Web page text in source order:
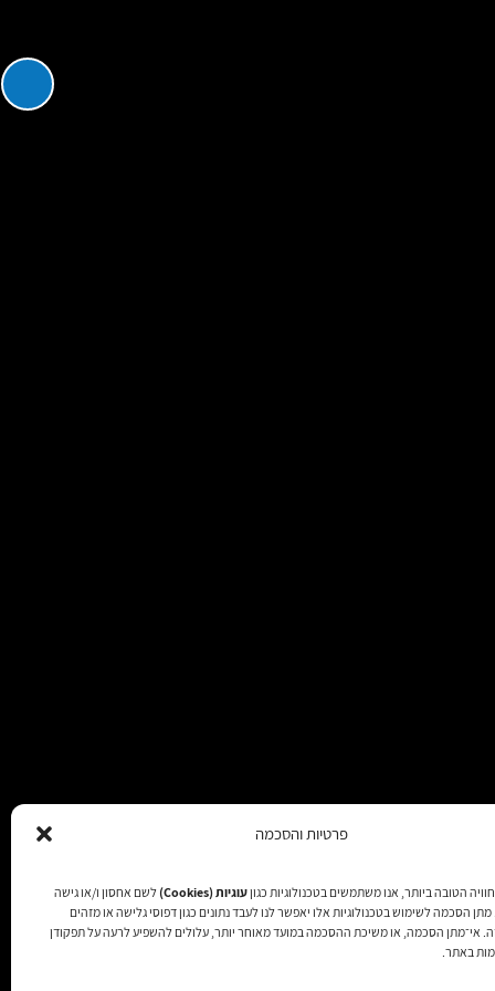
פרטיות והסכמה
הטובה ביותר, אנו משתמשים בטכנולוגיות כגוןעוגיות (Cookies)
לשם אחסון ו/או גישה
הסכמה לשימוש בטכנולוגיות אלו יאפשר לנו לעבד נתונים כגון דפוסי גלישה או מזהים
זה. אי־מתן הסכמה, או משיכת ההסכמה במועד מאוחר יותר, עלולים להשפיע לרעה על תפקודן
באתר.
שמורות 2025